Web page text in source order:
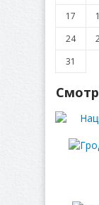
17
24
31